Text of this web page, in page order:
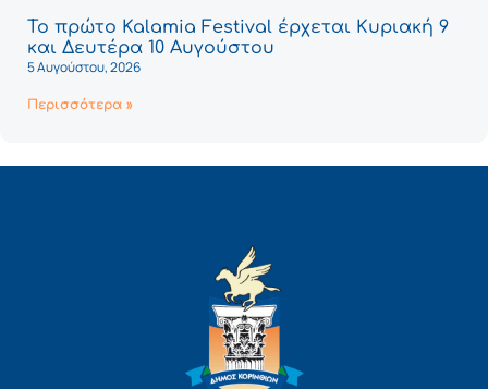
Το πρώτο Kalamia Festival έρχεται Κυριακή 9
και Δευτέρα 10 Αυγούστου
5 Αυγούστου, 2026
Περισσότερα »